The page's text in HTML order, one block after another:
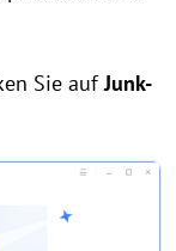
Sie aufJunk-